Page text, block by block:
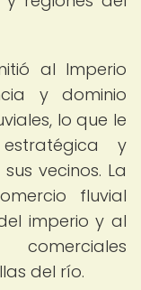
al Imperio
y dominio
lo que le
y
vecinos. La
fluvial
imperio y al
del río.